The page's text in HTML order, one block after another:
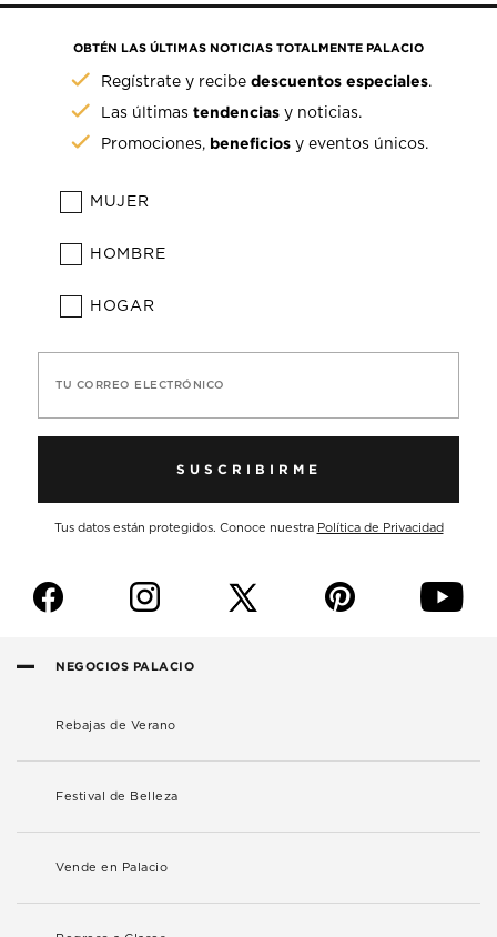
OBTÉN LAS ÚLTIMAS NOTICIAS TOTALMENTE PALACIO
Regístrate y recibedescuentos especiales.
Las últimastendencias y noticias.
Promociones, beneficios y eventos únicos.
MUJER
HOMBRE
HOGAR
TU CORREO ELECTRÓNICO
SUSCRIBIRME
Tus datos están protegidos. Conoce nuestra Política de Privacidad
f i p y
NEGOCIOS PALACIO
Rebajas de Verano
Festival de Belleza
Vende en Palacio